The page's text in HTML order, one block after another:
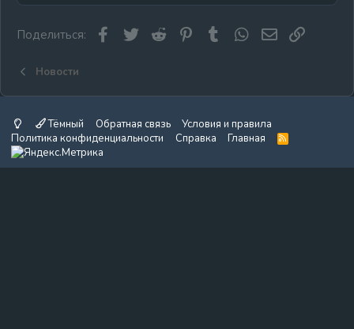
Поделиться: Facebook
Twitter Reddit Pinterest
Tumblr WhatsApp
Новости
Тёмный Обратная связь
Условия и правила
Политика конфиденциальности
Справка Главная
R
S